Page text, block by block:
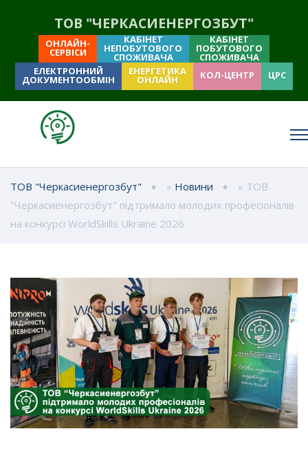
ТОВ "ЧЕРКАСИЕНЕРГОЗБУТ"
ОНЛАЙН-
СЕРВІСИ
КАБІНЕТ
НЕПОБУТОВОГО
СПОЖИВАЧА
КАБІНЕТ
ПОБУТОВОГО
СПОЖИВАЧА
ЕЛЕКТРОННИЙ
ДОКУМЕНТООБМІН
ЕНЕРГЕТИКА
ОНЛАЙН КОЛ-ЦЕНТР ЦРС
ТОВ "Черкасиенергозбут" » Новини
» ТОВ
"Черкасиенергозбут" підтримало молодих професіоналів
на конкурсі WorldSkills Ukraine 2026